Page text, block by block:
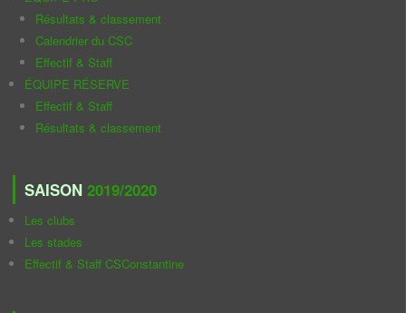
Résultats & classement
Calendrier du CSC
Effectif & Staff
ÉQUIPE RÉSERVE
Effectif & Staff
Résultats & classement
SAISON 2019/2020
Les clubs
Les stades
Effectif & Staff CSConstantine